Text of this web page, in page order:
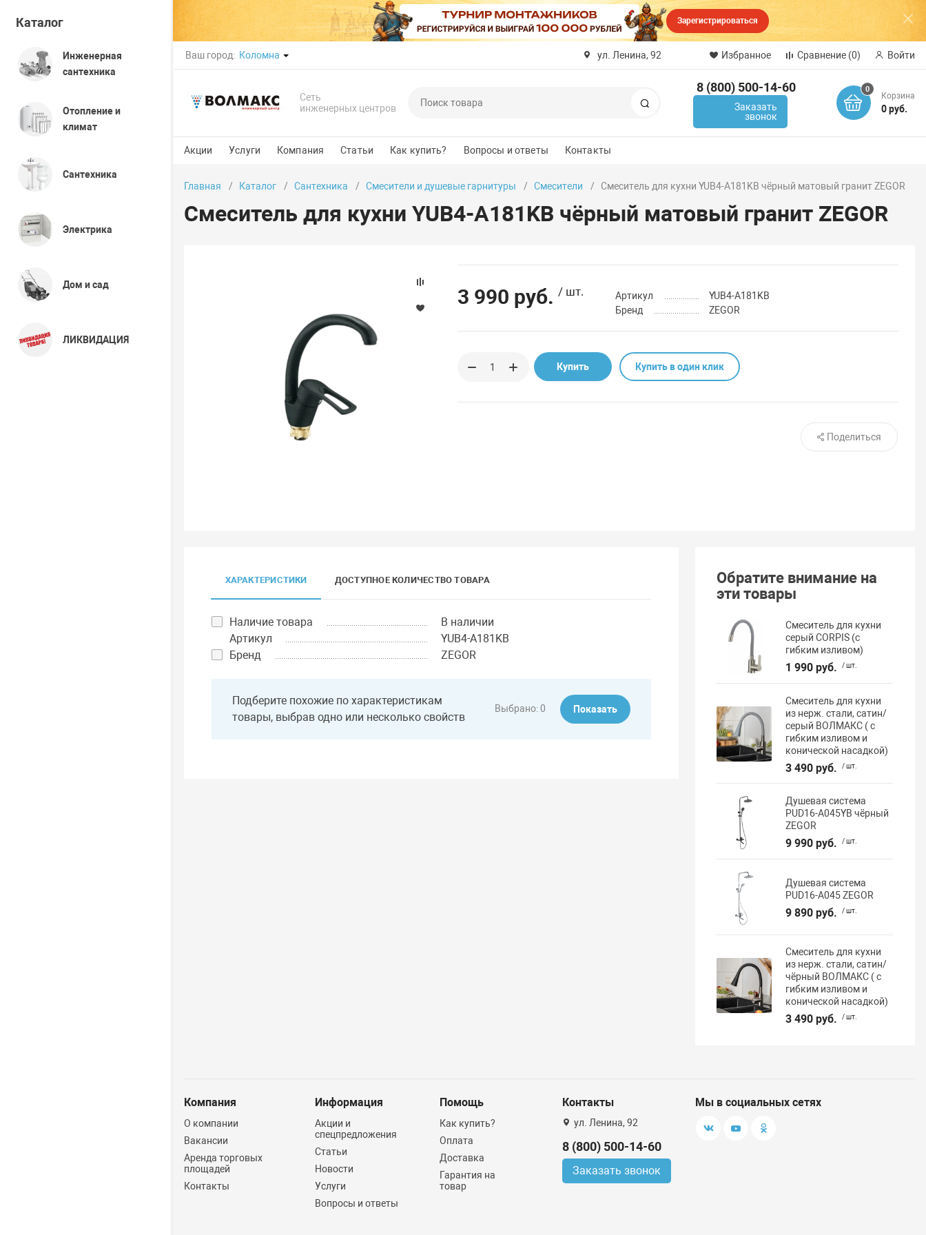
Зарегистрироваться
Ваш город: Коломна ул. Ленина, 92 Избранное Сравнение (0) Войти
Сеть
инженерных центров
8 (800) 500-14-60
Заказать
звонок
0
Корзина
0 руб.
Акции Услуги Компания Статьи Как купить? Вопросы и ответы Контакты
Каталог
Инженерная
сантехника
Отопление и
климат
Сантехника
Электрика
Дом и сад
ЛИКВИДАЦИЯ
Главная Каталог Сантехника Смесители и душевые гарнитуры Смесители Смеситель для кухни YUB4-A181KB чёрный матовый гранит ZEGOR
Смеситель для кухни YUB4-A181KB чёрный матовый гранит ZEGOR
3 990 руб. / шт. Артикул
YUB4-A181KB
Бренд
ZEGOR
Купить Купить в один клик
Поделиться
ХАРАКТЕРИСТИКИ ДОСТУПНОЕ КОЛИЧЕСТВО ТОВАРА
Наличие товара
В наличии
Артикул
YUB4-A181KB
Бренд
ZEGOR
Подберите похожие по характеристикам
товары, выбрав одно или несколько свойств
Выбрано:0 Показать
Обратите внимание на
эти товары
Смеситель для кухни
серый CORPIS (с
гибким изливом)
1 990 руб. / шт.
Смеситель для кухни
из нерж. стали, сатин/
серый ВОЛМАКС ( с
гибким изливом и
конической насадкой)
3 490 руб. / шт.
Душевая система
PUD16-A045YB чёрный
ZEGOR
9 990 руб. / шт.
Душевая система
PUD16-A045 ZEGOR
9 890 руб. / шт.
Смеситель для кухни
из нерж. стали, сатин/
чёрный ВОЛМАКС ( с
гибким изливом и
конической насадкой)
3 490 руб. / шт.
Компания
О компании
Вакансии
Аренда торговых
площадей
Контакты
Информация
Акции и
спецпредложения
Статьи
Новости
Услуги
Вопросы и ответы
Помощь
Как купить?
Оплата
Доставка
Гарантия на
товар
Контакты
ул. Ленина, 92
8 (800) 500-14-60
Заказать звонок
Мы в социальных сетях